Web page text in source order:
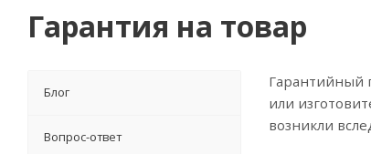
Гарантия на товар
Гарантийный
или
возникли
Блог
Вопрос-ответ